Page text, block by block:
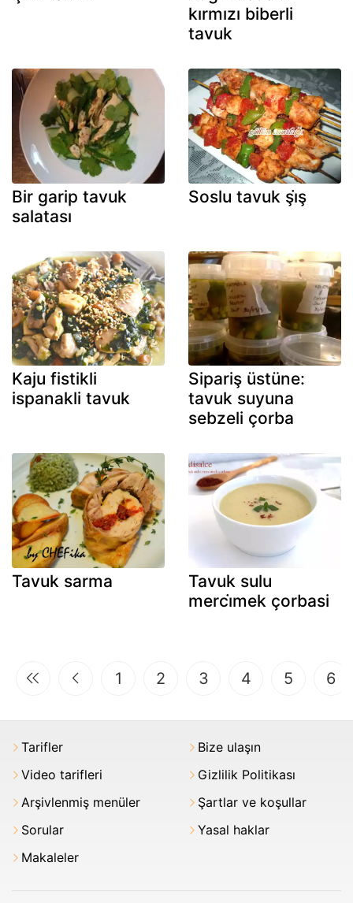
kırmızı biberli
tavuk
Bir garip tavuk
salatası
Soslu tavuk şi̇ş
Kaju fistikli
ispanakli tavuk
Sipariş üstüne:
tavuk suyuna
sebzeli çorba
Tavuk sarma
Tavuk sulu
merci̇mek çorbasi
1 2 3 4 5 6
Tarifler
Video tarifleri
Arşivlenmiş menüler
Sorular
Makaleler
Bize ulaşın
Gizlilik Politikası
Şartlar ve koşullar
Yasal haklar